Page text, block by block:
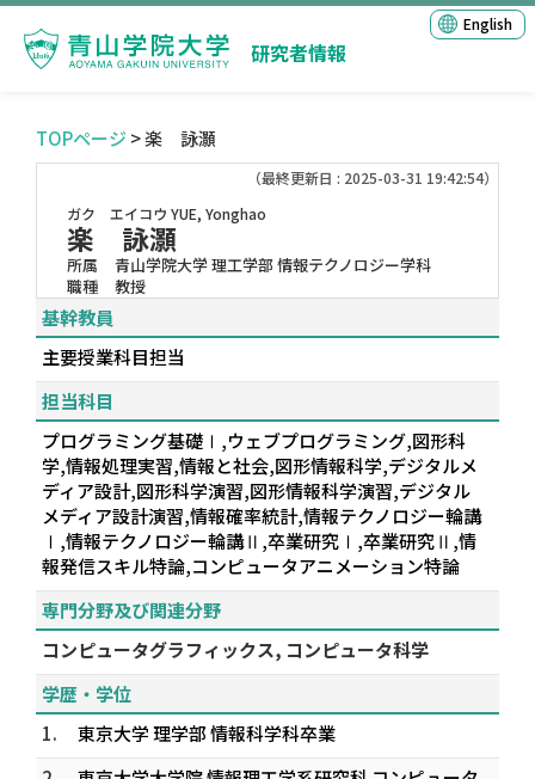
研究者情報
English
TOPページ > 楽 詠灝
（最終更新日 : 2025-03-31 19:42:54）
ガク エイコウ YUE, Yonghao
楽 詠灝
所属
青山学院大学 理工学部 情報テクノロジー学科
職種
教授
基幹教員
主要授業科目担当
担当科目
プログラミング基礎Ⅰ,ウェブプログラミング,図形科
学,情報処理実習,情報と社会,図形情報科学,デジタルメ
ディア設計,図形科学演習,図形情報科学演習,デジタル
メディア設計演習,情報確率統計,情報テクノロジー輪講
Ⅰ,情報テクノロジー輪講Ⅱ,卒業研究Ⅰ,卒業研究Ⅱ,情
報発信スキル特論,コンピュータアニメーション特論
専門分野及び関連分野
コンピュータグラフィックス, コンピュータ科学
学歴・学位
1.
東京大学 理学部 情報科学科卒業